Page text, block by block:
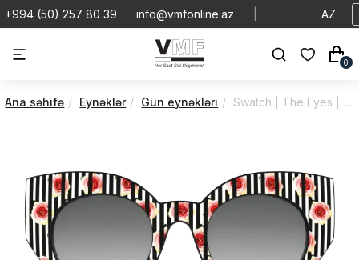
+994 (50) 257 80 39 info@vmfonline.az AZ
0
Ana səhifə Eynəklər Gün eynəkləri Swatch | The Eyes | Of Sascha | SEF03WPB006